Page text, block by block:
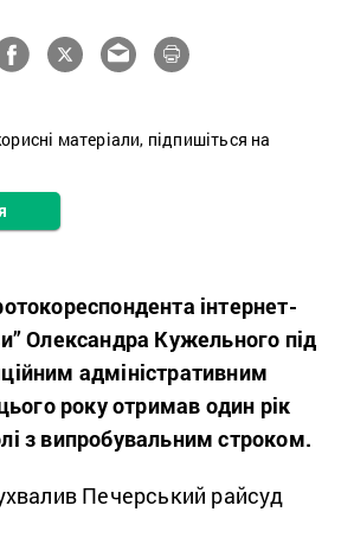
матеріали, підпишіться на
інтернет-
Олександра Кужельного під
адміністративним
року отримав один рік
з випробувальним строком.
Печерський райсуд